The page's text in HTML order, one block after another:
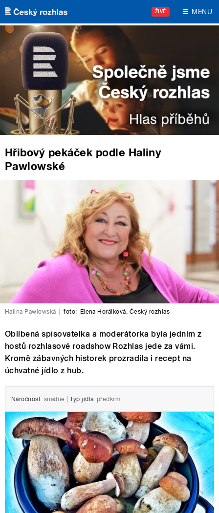
Přejít k hlavnímu obsahu
ŽIVĚ MENU
Hřibový pekáček podle Haliny
Pawlowské
Halina Pawlowská foto: Elena Horálková, Český rozhlas
Oblíbená spisovatelka a moderátorka byla jedním z
hostů rozhlasové roadshow Rozhlas jede za vámi.
Kromě zábavných historek prozradila i recept na
úchvatné jídlo z hub.
Náročnost snadné Typ jídla předkrm